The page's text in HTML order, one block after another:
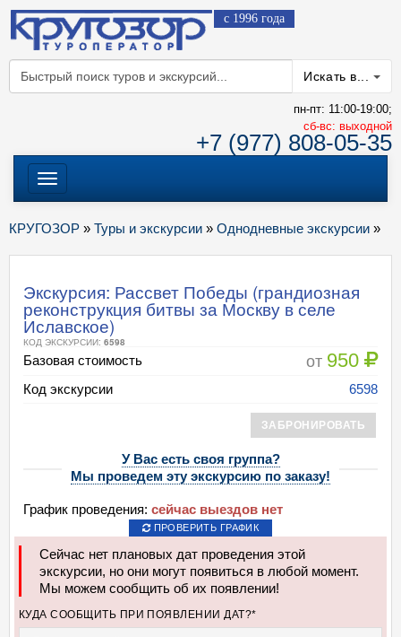
с 1996 года
Искать в...
пн-пт: 11:00-19:00;
cб-вс: выходной
+7 (977) 808-05-35
Меню
КРУГОЗОР » Туры и экскурсии » Однодневные экскурсии »
Экскурсия: Рассвет Победы (грандиозная
реконструкция битвы за Москву в селе
Иславское)
КОД ЭКСКУРСИИ: 6598
Базовая стоимость от 950
Код экскурсии 6598
ЗАБРОНИРОВАТЬ
У Вас есть своя группа?
Мы проведем эту экскурсию по заказу!
График проведения: сейчас выездов нет
ПРОВЕРИТЬ ГРАФИК
Сейчас нет плановых дат проведения этой
экскурсии, но они могут появиться в любой момент.
Мы можем сообщить об их появлении!
КУДА СООБЩИТЬ ПРИ ПОЯВЛЕНИИ ДАТ?*